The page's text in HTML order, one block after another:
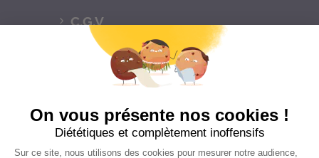
C.G.V
Suivez-nous
CONTACTEZ-NOUS